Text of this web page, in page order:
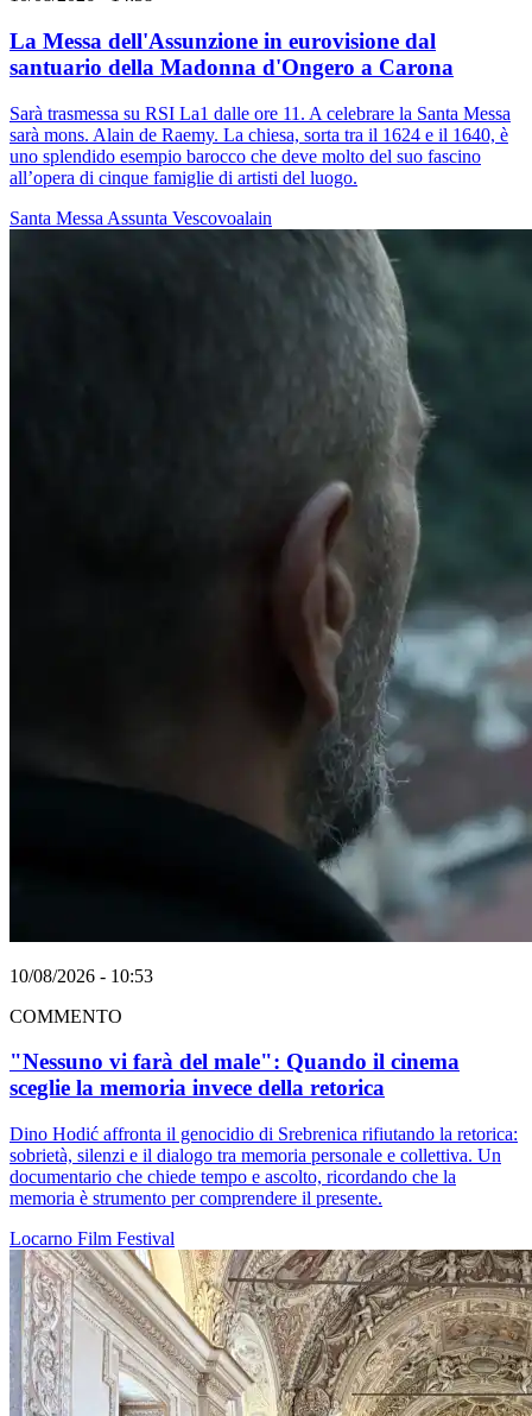
La Messa dell'Assunzione in eurovisione dal
santuario della Madonna d'Ongero a Carona
Sarà trasmessa su RSI La1 dalle ore 11. A celebrare la Santa Messa
sarà mons. Alain de Raemy. La chiesa, sorta tra il 1624 e il 1640, è
uno splendido esempio barocco che deve molto del suo fascino
all’opera di cinque famiglie di artisti del luogo.
Santa Messa Assunta Vescovoalain
10/08/2026 - 10:53
COMMENTO
"Nessuno vi farà del male": Quando il cinema
sceglie la memoria invece della retorica
Dino Hodić affronta il genocidio di Srebrenica rifiutando la retorica:
sobrietà, silenzi e il dialogo tra memoria personale e collettiva. Un
documentario che chiede tempo e ascolto, ricordando che la
memoria è strumento per comprendere il presente.
Locarno Film Festival